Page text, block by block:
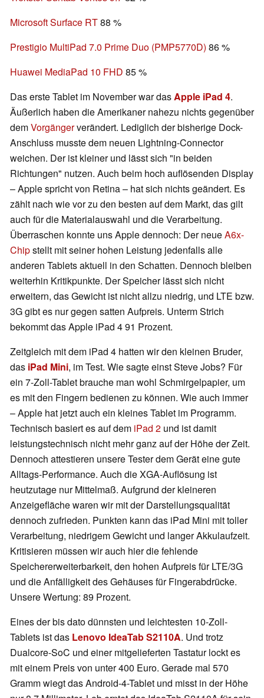
Microsoft Surface RT88 %
Prestigio MultiPad 7.0 Prime Duo (PMP5770D) 86 %
Huawei MediaPad 10 FHD 85 %
Das erste Tablet im November war dasApple iPad 4.
Äußerlich haben die Amerikaner nahezu nichts gegenüber
demVorgängerverändert. Lediglich der bisherige Dock-
Anschluss musste dem neuen Lightning-Connector
weichen. Der ist kleiner und lässt sich "in beiden
Richtungen" nutzen. Auch beim hoch auflösenden Display
– Apple spricht von Retina – hat sich nichts geändert. Es
zählt nach wie vor zu den besten auf dem Markt, das gilt
auch für die Materialauswahl und die Verarbeitung.
Überraschen konnte uns Apple dennoch: Der neueA6x-
Chipstellt mit seiner hohen Leistung jedenfalls alle
anderen Tablets aktuell in den Schatten. Dennoch bleiben
weiterhin Kritikpunkte. Der Speicher lässt sich nicht
erweitern, das Gewicht ist nicht allzu niedrig, und LTE bzw.
3G gibt es nur gegen satten Aufpreis. Unterm Strich
bekommt das Apple iPad 4 91 Prozent.
Zeitgleich mit dem iPad 4 hatten wir den kleinen Bruder,
das iPad Mini, im Test. Wie sagte einst Steve Jobs? Für
ein 7-Zoll-Tablet brauche man wohl Schmirgelpapier, um
es mit den Fingern bedienen zu können. Wie auch immer
– Apple hat jetzt auch ein kleines Tablet im Programm.
Technisch basiert es auf dem iPad 2 und ist damit
leistungstechnisch nicht mehr ganz auf der Höhe der Zeit.
Dennoch attestieren unsere Tester dem Gerät eine gute
Alltags-Performance. Auch die XGA-Auflösung ist
heutzutage nur Mittelmaß. Aufgrund der kleineren
Anzeigefläche waren wir mit der Darstellungsqualität
dennoch zufrieden. Punkten kann das iPad Mini mit toller
Verarbeitung, niedrigem Gewicht und langer Akkulaufzeit.
Kritisieren müssen wir auch hier die fehlende
Speichererweiterbarkeit, den hohen Aufpreis für LTE/3G
und die Anfälligkeit des Gehäuses für Fingerabdrücke.
Unsere Wertung: 89 Prozent.
Eines der bis dato dünnsten und leichtesten 10-Zoll-
Tablets ist das Lenovo IdeaTab S2110A. Und trotz
Dualcore-SoC und einer mitgelieferten Tastatur lockt es
mit einem Preis von unter 400 Euro. Gerade mal 570
Gramm wiegt das Android-4-Tablet und misst in der Höhe